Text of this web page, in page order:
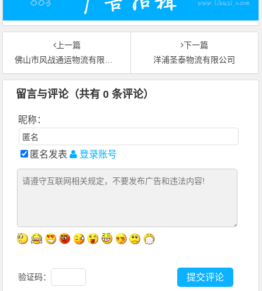
上一篇
佛山市风战通运物流有限公司
下一篇
洋浦圣泰物流有限公司
留言与评论（共有0 条评论）
昵称：
匿名发表 登录账号
验证码：